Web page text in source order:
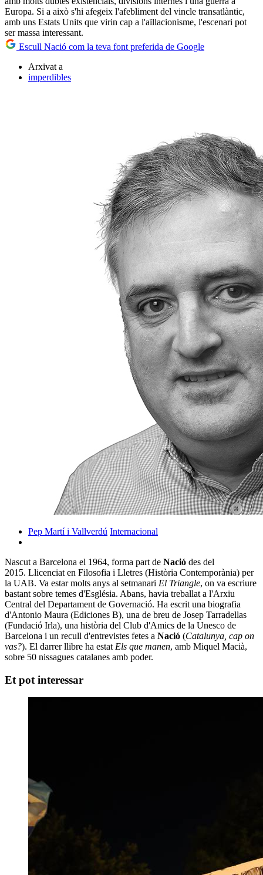
Europa. Si a això s'hi afegeix l'afebliment del vincle transatlàntic,
amb uns Estats Units que virin cap a l'aïllacionisme, l'escenari pot
ser massa interessant.
Escull Nació com la teva font preferida de Google
Arxivat a
imperdibles
Pep Martí i Vallverdú Internacional
Nascut a Barcelona el 1964, forma part de Nació des del
2015. Llicenciat en Filosofia i Lletres (Història Contemporània) per
la UAB. Va estar molts anys al setmanari El Triangle, on va escriure
bastant sobre temes d'Església. Abans, havia treballat a l'Arxiu
Central del Departament de Governació. Ha escrit una biografia
d'Antonio Maura (Ediciones B), una de breu de Josep Tarradellas
(Fundació Irla), una història del Club d'Amics de la Unesco de
Barcelona i un recull d'entrevistes fetes a Nació (Catalunya, cap on
vas?). El darrer llibre ha estat Els que manen, amb Miquel Macià,
sobre 50 nissagues catalanes amb poder.
Et pot interessar